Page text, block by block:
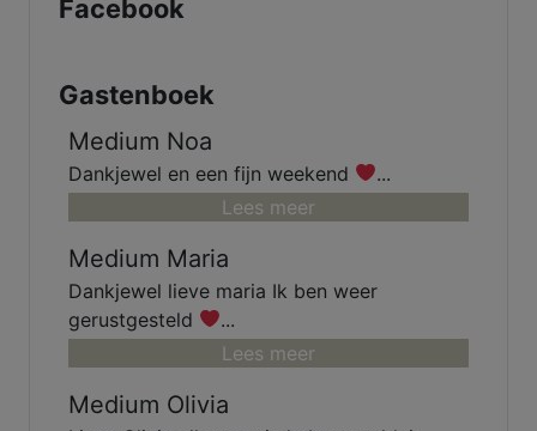
Facebook
Gastenboek
Medium Noa
Dankjewel en een fijn weekend
...
Lees meer
Medium Maria
Dankjewel lieve maria Ik ben weer
gerustgesteld
...
Lees meer
Medium Olivia